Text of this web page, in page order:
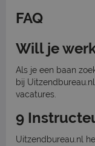
FAQ
Will je
Als je een baan
bij
vacatures.
9
Uitzendbureau.nl